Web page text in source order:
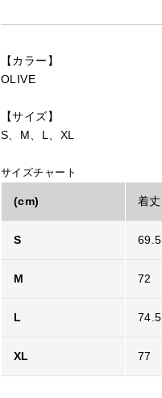
【カラー】
OLIVE
【サイズ】
S、M、L、XL
サイズチャート
(cm) 着丈
S 69.5
M 72
L 74.5
XL 77